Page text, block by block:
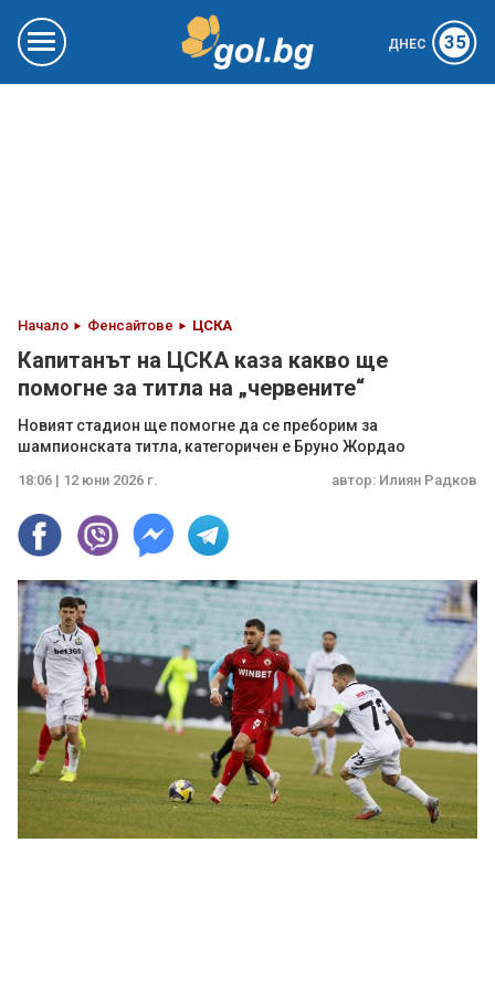
ДНЕС 35
Начало Фенсайтове ЦСКА
Капитанът на ЦСКА каза какво ще
помогне за титла на „червените“
Новият стадион ще помогне да се преборим за
шампионската титла, категоричен е Бруно Жордао
18:06 | 12 юни 2026 г. автор: Илиян Радков